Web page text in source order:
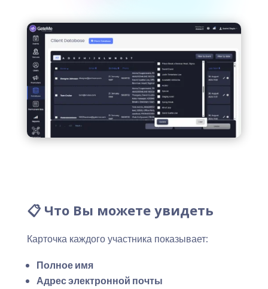
📋 Что Вы можете увидеть
Карточка каждого участника показывает:
Полное имя
Адрес электронной почты